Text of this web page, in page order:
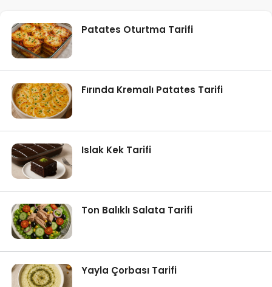
Patates Oturtma Tarifi
Fırında Kremalı Patates Tarifi
Islak Kek Tarifi
Ton Balıklı Salata Tarifi
Yayla Çorbası Tarifi